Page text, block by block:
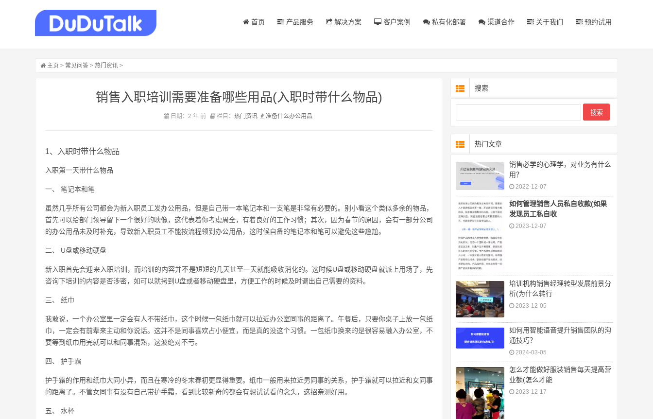
首页 产品服务 解决方案 客户案例 私有化部署 渠道合作 关于我们 预约试用
主页 > 常见问答 > 热门资讯 >
销售入职培训需要准备哪些用品(入职时带什么物品)
日期：2 年 前 栏目： 热门资讯 准备什么办公用品
1、入职时带什么物品
入职第一天带什么物品
一、 笔记本和笔
虽然几乎所有公司都会为新入职员工发办公用品，但是自己带一本笔记本和一支笔是非常有必要的。别小看这个类似多余的物品，
首先可以给部门领导留下一个很好的映像，这代表着你考虑周全，有着良好的工作习惯；其次，因为春节的原因，会有一部分公司
的办公用品未及时补充，导致新入职员工不能按流程领到办公用品，这时候自备的笔记本和笔可以避免这些尴尬。
二、 U盘或移动硬盘
新入职首先会迎来入职培训，而培训的内容并不是短短的几天甚至一天就能吸收消化的。这时候U盘或移动硬盘就派上用场了，先
咨询下培训的内容是否涉密，如可以就拷到U盘或者移动硬盘里，方便工作的时候及时调出自己需要的资料。
三、 纸巾
我敢说，一个办公室里一定会有人不带纸巾，这个时候一包纸巾就可以拉近办公室同事的距离了。午餐后，只要你桌子上放一包纸
巾，一定会有前辈来主动和你说话。这并不是同事喜欢占小便宜，而是真的没这个习惯。一包纸巾换来的是很容易融入办公室，不
要等到纸巾用完就可以和同事混熟，这波绝对不亏。
四、 护手霜
护手霜的作用和纸巾大同小异，而且在寒冷的冬末春初更显得重要。纸巾一般用来拉近男同事的关系，护手霜就可以拉近和女同事
的距离了。不管女同事有没有自己带护手霜，看到比较新奇的都会有想试试看的念头，这招亲测好用。
五、 水杯
搜索
热门文章
销售必学的心理学，对业务有什么
用？
2022-12-07
如何管理销售人员私自收款(如果
发现员工私自收
2023-12-07
培训机构销售经理转型发展前景分
析(为什么转行
2023-12-05
如何用智能语音提升销售团队的沟
通技巧？
2024-03-05
怎么才能做好服装销售每天提高营
业额(怎么才能
2023-12-17